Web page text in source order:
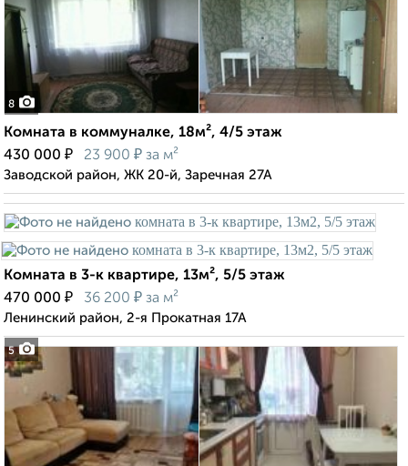
8
Комната в коммуналке, 18м², 4/5 этаж
430 000 ₽ 23 900 ₽ за м²
Заводской район, ЖК 20-й, Заречная 27А
5
Комната в 3-к квартире, 13м², 5/5 этаж
470 000 ₽ 36 200 ₽ за м²
Ленинский район, 2-я Прокатная 17А